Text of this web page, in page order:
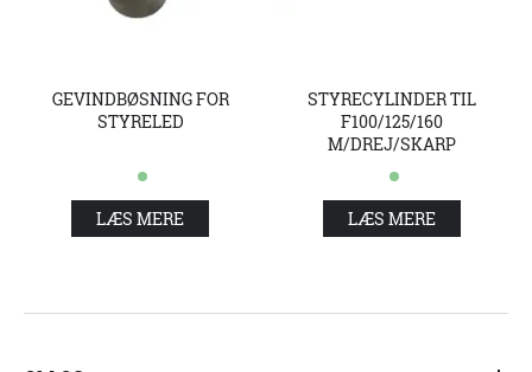
GEVINDBØSNING FOR
STYRELED
LÆS MERE
STYRECYLINDER TIL
F100/125/160
M/DREJ/SKARP
LÆS MERE